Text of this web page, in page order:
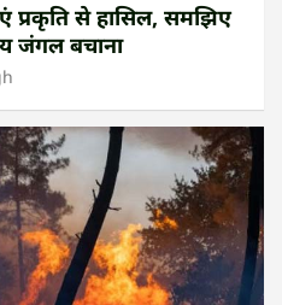
प्रकृति से हासिल, समझिए
जंगल बचाना